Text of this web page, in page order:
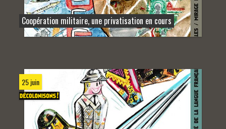
Coopération militaire, une privatisation en cours
25 juin